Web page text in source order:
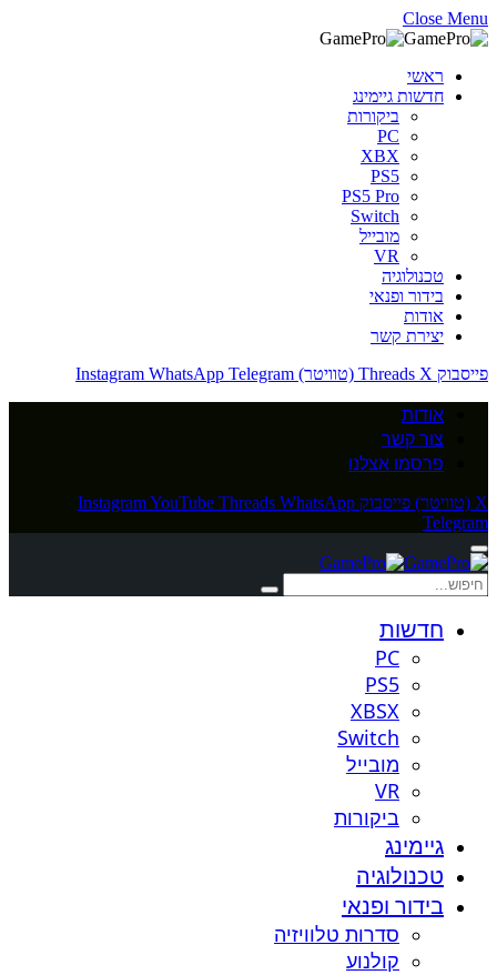
Close Menu
ראשי
חדשות גיימינג
ביקורות
PC
XBX
PS5
PS5 Pro
Switch
מובייל
VR
טכנולוגיה
בידור ופנאי
אודות
יצירת קשר
פייסבוק
Threads X (טוויטר) Instagram WhatsApp Telegram
אודות
צור קשר
פרסמו אצלנו
X (טוויטר) פייסבוק InstagramYouTube Threads WhatsApp
Telegram
חדשות
PC
PS5
XBSX
Switch
מובייל
VR
ביקורות
גיימינג
טכנולוגיה
בידור ופנאי
סדרות טלוויזיה
קולנוע